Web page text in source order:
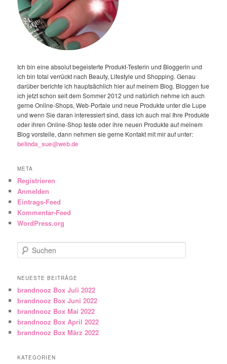
Ich bin eine absolut begeisterte Produkt-Testerin und Bloggerin und
ich bin total verrückt nach Beauty, Lifestyle und Shopping. Genau
darüber berichte ich hauptsächlich hier auf meinem Blog. Bloggen tue
ich jetzt schon seit dem Sommer 2012 und natürlich nehme ich auch
gerne Online-Shops, Web-Portale und neue Produkte unter die Lupe
und wenn Sie daran interessiert sind, dass ich auch mal Ihre Produkte
oder ihren Online-Shop teste oder ihre neuen Produkte auf meinem
Blog vorstelle, dann nehmen sie gerne Kontakt mit mir auf unter:
belinda_sue@web.de
META
Registrieren
Anmelden
Eintrags-Feed
Kommentar-Feed
WordPress.org
Suchen
NEUESTE BEITRÄGE
brandnooz Box Juli 2022
brandnooz Box Juni 2022
brandnooz Box Mai 2022
brandnooz Box April 2022
brandnooz Box März 2022
KATEGORIEN